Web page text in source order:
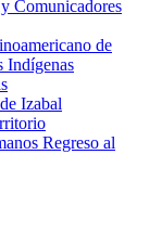
Comunicadores
de
Indígenas
Izabal
Regreso al